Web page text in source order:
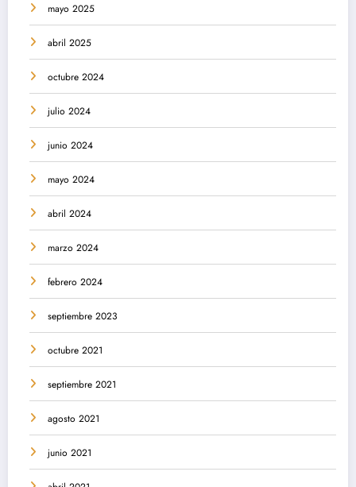
mayo 2025
abril 2025
octubre 2024
julio 2024
junio 2024
mayo 2024
abril 2024
marzo 2024
febrero 2024
septiembre 2023
octubre 2021
septiembre 2021
agosto 2021
junio 2021